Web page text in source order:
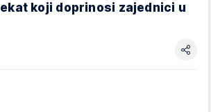
koji doprinosi zajednici u